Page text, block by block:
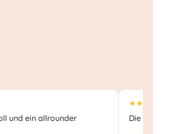
und ein allrounder
★★★★★
Die